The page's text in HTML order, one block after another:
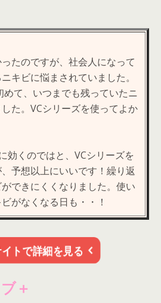
たのですが、社会人になって
キビに悩まされていました。
めて、いつまでも残っていたニ
た。VCシリーズを使ってよか
効くのではと、VCシリーズを
予想以上にいいです！ 繰り返
できにくくなりました。使い
がなくなる日も・・！
トで詳細を見る
＋